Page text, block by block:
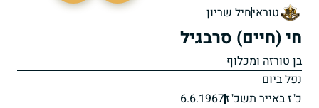
טוראיחיל שריון
חי (חיים) סרבגיל
בן טורזה ומכלוף
נפל ביום
כ"ז באייר תשכ"ז6.6.1967